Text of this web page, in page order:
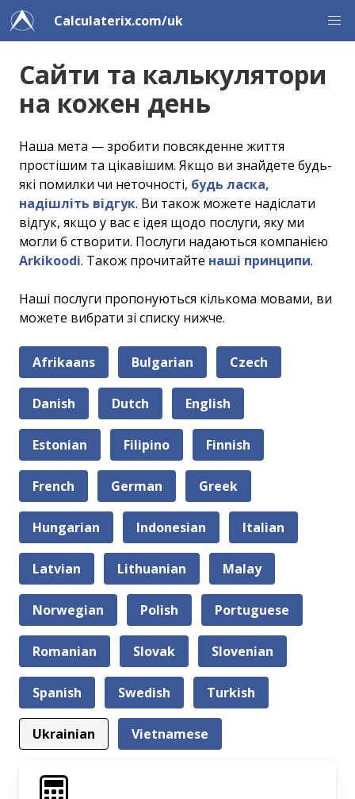
Calculaterix.com/uk
Сайти та калькулятори
на кожен день
Наша мета — зробити повсякденне життя
простішим та цікавішим. Якщо ви знайдете будь-
які помилки чи неточності, будь ласка,
надішліть відгук. Ви також можете надіслати
відгук, якщо у вас є ідея щодо послуги, яку ми
могли б створити. Послуги надаються компанією
Arkikoodi. Також прочитайте наші принципи.
Наші послуги пропонуються кількома мовами, ви
можете вибрати зі списку нижче.
Afrikaans Bulgarian Czech
Danish Dutch English
Estonian Filipino Finnish
French German Greek
Hungarian Indonesian Italian
Latvian Lithuanian Malay
Norwegian Polish Portuguese
Romanian Slovak Slovenian
Spanish Swedish Turkish
Ukrainian Vietnamese